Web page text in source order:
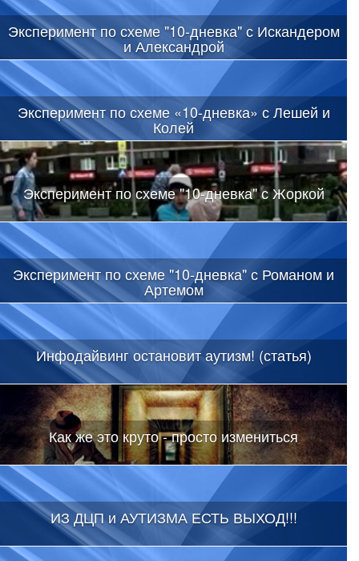
Эксперимент по схеме "10-дневка" с Искандером
и Александрой
Эксперимент по схеме «10-дневка» с Лешей и
Колей
Эксперимент по схеме "10-дневка" с Жоркой
Эксперимент по схеме "10-дневка" с Романом и
Артемом
Инфодайвинг остановит аутизм! (статья)
Как же это круто - просто измениться
ИЗ ДЦП и АУТИЗМА ЕСТЬ ВЫХОД!!!